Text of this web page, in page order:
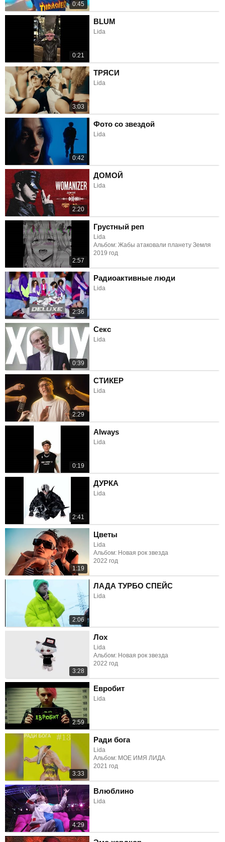
0:45
0:21
BLUM
Lida
3:03
ТРЯСИ
Lida
0:42
Фото со звездой
Lida
2:20
ДОМОЙ
Lida
2:57
Грустный реп
Lida
Альбом: Жабы атаковали планету Земля
2019 год
2:36
Радиоактивные люди
Lida
0:39
Секс
Lida
2:29
СТИКЕР
Lida
0:19
Always
Lida
2:41
ДУРКА
Lida
1:19
Цветы
Lida
Альбом: Новая рок звезда
2022 год
2:06
ЛАДА ТУРБО СПЕЙС
Lida
3:28
Лох
Lida
Альбом: Новая рок звезда
2022 год
2:59
Евробит
Lida
3:33
Ради бога
Lida
Альбом: МОЕ ИМЯ ЛИДА
2021 год
4:29
Влюблино
Lida